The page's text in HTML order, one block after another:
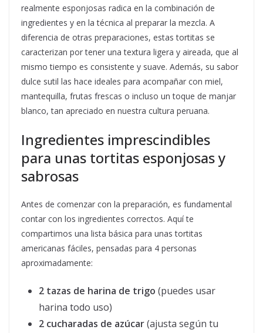
realmente esponjosas radica en la combinación de
ingredientes y en la técnica al preparar la mezcla. A
diferencia de otras preparaciones, estas tortitas se
caracterizan por tener una textura ligera y aireada, que al
mismo tiempo es consistente y suave. Además, su sabor
dulce sutil las hace ideales para acompañar con miel,
mantequilla, frutas frescas o incluso un toque de manjar
blanco, tan apreciado en nuestra cultura peruana.
Ingredientes imprescindibles
para unas tortitas esponjosas y
sabrosas
Antes de comenzar con la preparación, es fundamental
contar con los ingredientes correctos. Aquí te
compartimos una lista básica para unas tortitas
americanas fáciles, pensadas para 4 personas
aproximadamente:
2 tazas de harina de trigo (puedes usar
harina todo uso)
2 cucharadas de azúcar(ajusta según tu